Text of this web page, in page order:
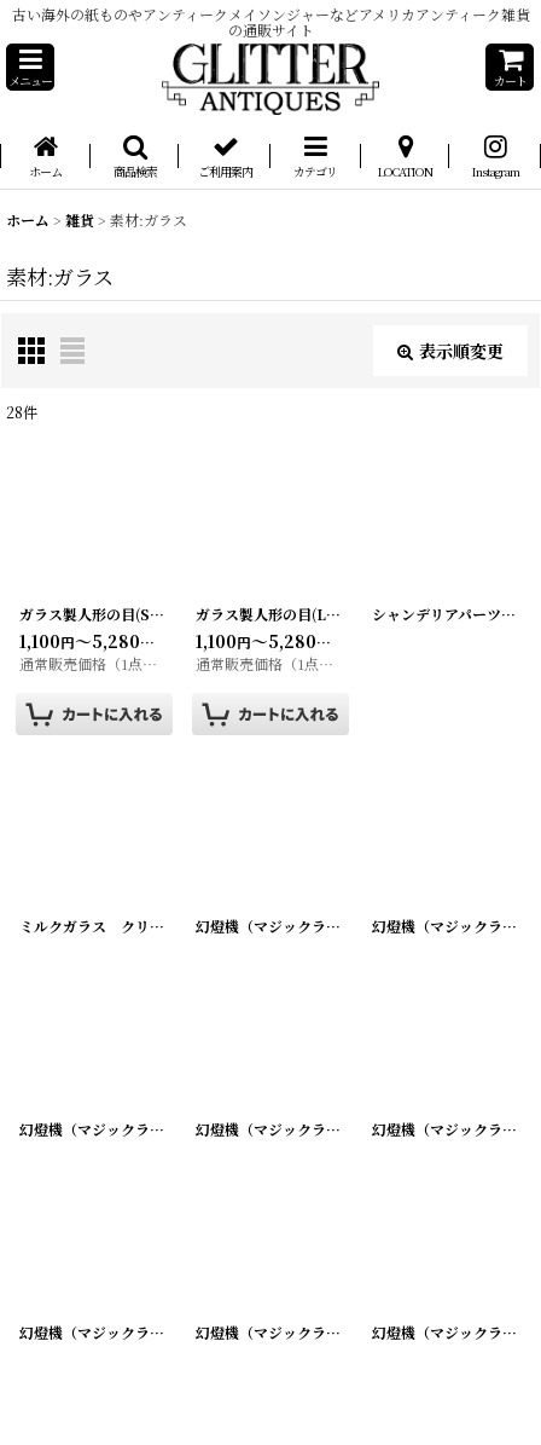
古い海外の紙ものやアンティークメイソンジャーなどアメリカアンティーク雑貨
の通販サイト
メニュー カート
ホーム 商品検索 ご利用案内 カテゴリ LOCATION Instagram
ホーム > 雑貨> 素材:ガラス
素材:ガラス
表示順変更
絞り込む
閉じる
28件
ガラス製人形の目(S)10個SET グラスアイ/ドールアイ [20200427-2]
1,100円～5,280円
通常販売価格（1点） 1,100円～6,600円
ガラス製人形の目(L)10個SET グラスアイ/ドールアイ
1,100円～5,280円
通常販売価格（1点）
シャンデリアパーツ 小28個 大30個 SET
ミルクガラス クリームケース [2000509-3] 幻燈機（マジックランタン）用ガラス ネガフィルム 幻燈機（マジックランタン）用ガラス ネガフィルム
幻燈機（マジックランタン）用ガラス ネガフィルム 20200430-3]
幻燈機（マジックランタン）用ガラス ネガフィルム 幻燈機（マジックランタン）用ガラス ネガフィルム
幻燈機（マジックランタン）用ガラス ネガフィルム 20200430-6]
幻燈機（マジックランタン）用ガラス ネガフィルム 幻燈機（マジックランタン）用ガラス ネガフィルム